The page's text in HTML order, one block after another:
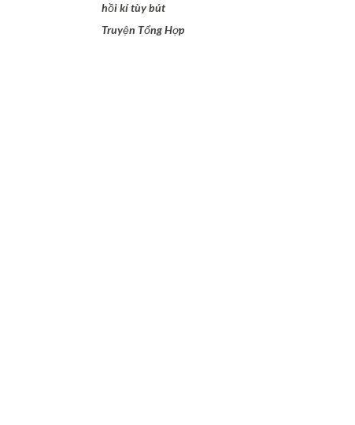
hồi kí tùy bút
Truyện Tổng Hợp